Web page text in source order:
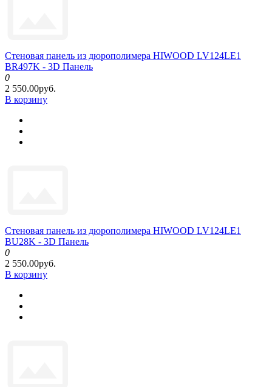
Стеновая панель из дюрополимера HIWOOD LV124LE1
BR497K - 3D Панель
0
2 550.00руб.
В корзину
Стеновая панель из дюрополимера HIWOOD LV124LE1
BU28K - 3D Панель
0
2 550.00руб.
В корзину